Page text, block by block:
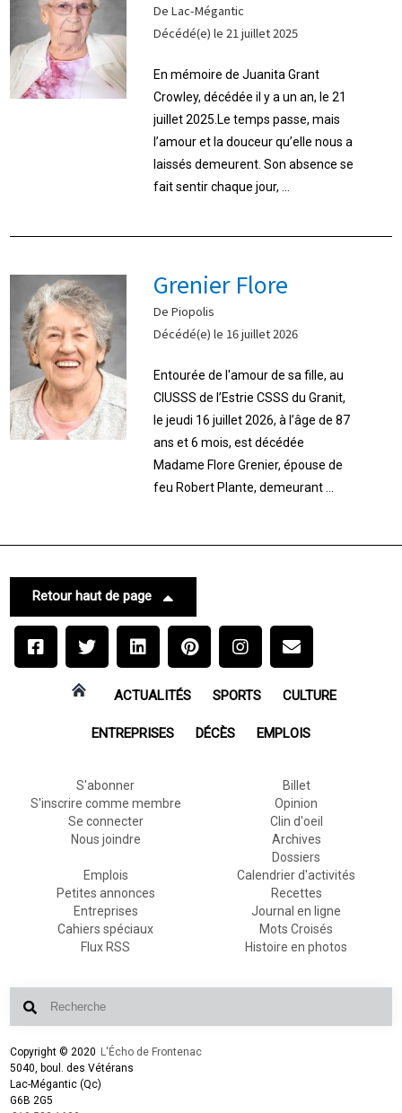
De Lac-Mégantic
Décédé(e) le 21 juillet 2025
En mémoire de Juanita Grant
Crowley, décédée il y a un an, le 21
juillet 2025.Le temps passe, mais
l’amour et la douceur qu’elle nous a
laissés demeurent. Son absence se
fait sentir chaque jour, ...
Grenier Flore
De Piopolis
Décédé(e) le 16 juillet 2026
Entourée de l'amour de sa fille, au
CIUSSS de l’Estrie CSSS du Granit,
le jeudi 16 juillet 2026, à l’âge de 87
ans et 6 mois, est décédée
Madame Flore Grenier, épouse de
feu Robert Plante, demeurant ...
Retour haut de page
ACTUALITÉS SPORTS CULTURE
ENTREPRISES DÉCÈS EMPLOIS
S'abonner
S'inscrire comme membre
Se connecter
Nous joindre
Billet
Opinion
Clin d'oeil
Archives
Dossiers
Emplois
Petites annonces
Entreprises
Cahiers spéciaux
Flux RSS
Calendrier d'activités
Recettes
Journal en ligne
Mots Croisés
Histoire en photos
Copyright © 2020 L'Écho de Frontenac
5040, boul. des Vétérans
Lac-Mégantic (Qc)
G6B 2G5